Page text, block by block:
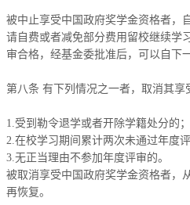
被中止享受中国政府奖学金资格者，
请自费或者减免部分费用留校继续学
审合格，经基金委批准后，可以自下
第八条 有下列情况之一者，取消其享
1.受到勒令退学或者开除学籍处分的；
2.在校学习期间累计两次未通过年度评
3.无正当理由不参加年度评审的。
被取消享受中国政府奖学金资格者，
再恢复。